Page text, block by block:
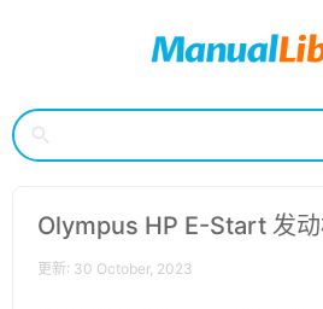
Olympus HP E-Start 发
更新: 30 October, 2023